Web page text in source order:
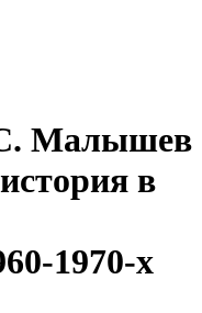
Малышев
в
1970-х